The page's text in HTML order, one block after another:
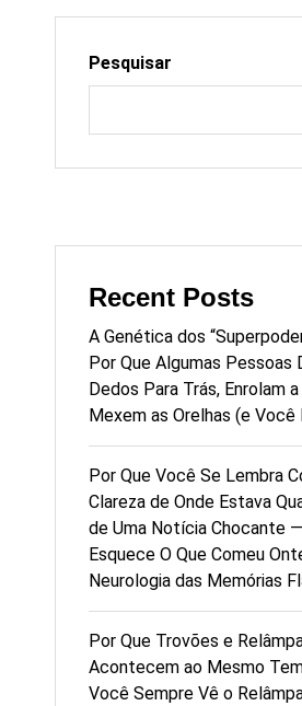
Pesquisar
Recent Posts
A Genética dos
Por Que Algumas Pessoas
Dedos Para Trás, Enrolam
Mexem as Orelhas (e Você
Por Que Você Se Lembra
Clareza de Onde Estava
de Uma Notícia Chocante
Esquece O Que Comeu
Neurologia das Memórias
Por Que Trovões e
Acontecem ao Mesmo
Você Sempre Vê o